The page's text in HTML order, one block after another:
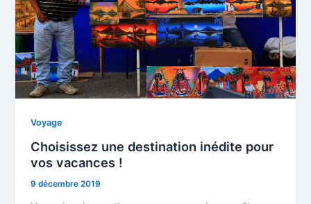
Voyage
Choisissez une destination inédite pour
vos vacances !
9 décembre 2019